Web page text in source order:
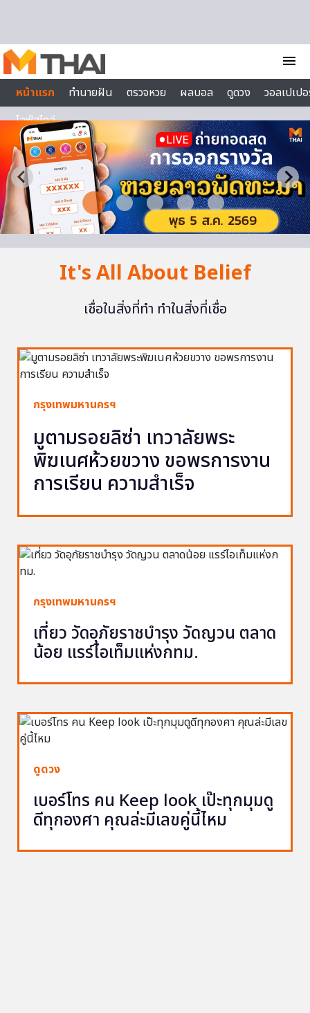
menu
หน้าแรก
ทำนายฝัน ตรวจหวย ผลบอล ดูดวง
วอลเปเป
ไลฟ์สไตล์
It's All About Belief
เชื่อในสิ่งที่ทำ ทำในสิ่งที่เชื่อ
กรุงเทพมหานครฯ
มูตามรอยลิซ่า เทวาลัยพระ
พิฆเนศห้วยขวาง ขอพรการงาน
การเรียน ความสำเร็จ
กรุงเทพมหานครฯ
เที่ยว วัดอุภัยราชบำรุง วัดญวน ตลาด
น้อย แรร์ไอเท็มแห่งกทม.
ดูดวง
เบอร์โทร คน Keep look เป๊ะทุกมุมดู
ดีทุกองศา คุณล่ะมีเลขคู่นี้ไหม